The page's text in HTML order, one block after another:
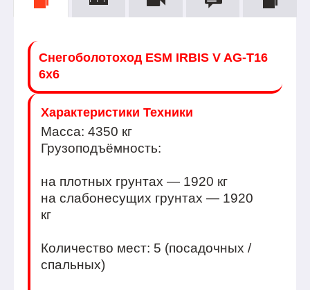
Снегоболотоход ESM IRBIS V AG-T16
6x6
Характеристики Техники
Масса: 4350 кг
Грузоподъёмность:
на плотных грунтах — 1920 кг
на слабонесущих грунтах — 1920
кг
Количество мест: 5 (посадочных /
спальных)